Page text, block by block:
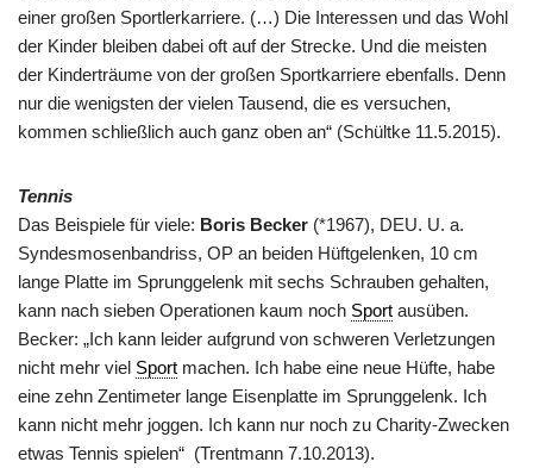
einer großen Sportlerkarriere. (…) Die Interessen und das Wohl
der Kinder bleiben dabei oft auf der Strecke. Und die meisten
der Kinderträume von der großen Sportkarriere ebenfalls. Denn
nur die wenigsten der vielen Tausend, die es versuchen,
kommen schließlich auch ganz oben an“ (Schültke 11.5.2015).
Tennis
Das Beispiele für viele: Boris Becker (*1967), DEU. U. a.
Syndesmosenbandriss, OP an beiden Hüftgelenken, 10 cm
lange Platte im Sprunggelenk mit sechs Schrauben gehalten,
kann nach sieben Operationen kaum noch Sport ausüben.
Becker: „Ich kann leider aufgrund von schweren Verletzungen
nicht mehr viel Sport machen. Ich habe eine neue Hüfte, habe
eine zehn Zentimeter lange Eisenplatte im Sprunggelenk. Ich
kann nicht mehr joggen. Ich kann nur noch zu Charity-Zwecken
etwas Tennis spielen“ (Trentmann 7.10.2013).